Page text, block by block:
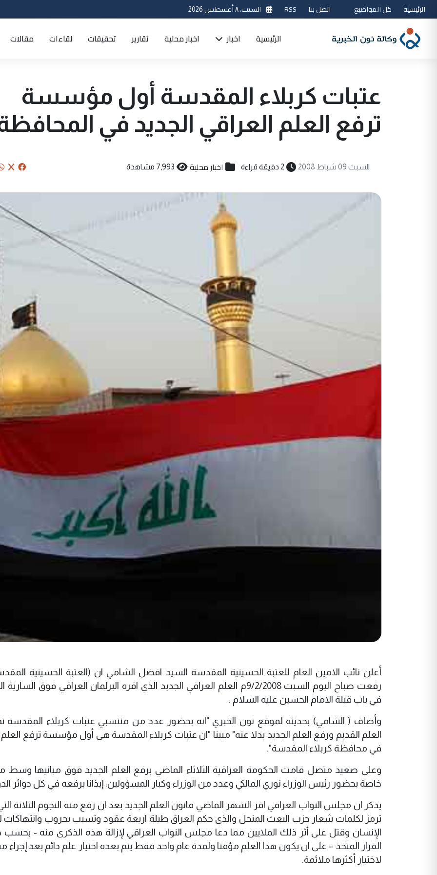
الرئيسية كل المواضيع اتصل بنا RSS السبت، ٨ أغسطس 2026
الرئيسية اخبار اخبار محلية تقارير تحقيقات لقاءات مقالات
عتبات كربلاء المقدسة أول مؤسسة
ترفع العلم العراقي الجديد في
السبت 09 شباط 2008 2 دقيقة قراءة اخبار محلية 7,993 مشاهدة
أعلن نائب الامين العام للعتبة الحسينية المقدسة السيد افضل الشامي ان (العتبة الحسينية
رفعت صباح اليوم السبت 9/2/2008م العلم العراقي الجديد الذي اقره البرلمان العراقي فوق
في باب قبلة الامام الحسين عليه السلام .
وأضاف ( الشامي) بحديثه لموقع نون الخبري "انه بحضور عدد من منتسبي عتبات كربلاء المقدسة تم
العلم القديم ورفع العلم الجديد بدلا عنه" مبينا "ان عتبات كربلاء المقدسة هي أول مؤسسة ترفع العلم
في محافظة كربلاء المقدسة".
وعلى صعيد متصل قامت الحكومة العراقية الثلاثاء الماضي برفع العلم الجديد فوق مبانيها وسط
خاصة بحضور رئيس الوزراء نوري المالكي وعدد من الوزراء وكبار المسؤولين، إيذانا برفعه في كل دوائر
يذكر ان مجلس النواب العراقي اقر الشهر الماضي قانون العلم الجديد بعد ان رفع منه النجوم الثلاثة
ترمز لكلمات شعار حزب البعث المنحل والذي حكم العراق طيلة اربعة عقود وتسبب بحروب
الإنسان وقتل على أثر ذلك الملايين مما دعا مجلس النواب العراقي لإزالة هذه الذكرى منه - بحسب
القرار المتخذ – على ان يكون هذا العلم مؤقتا ولمدة عام واحد فقط يتم بعده اختيار علم دائم بعد إجراء
لاختيار أكثرها ملائمة.